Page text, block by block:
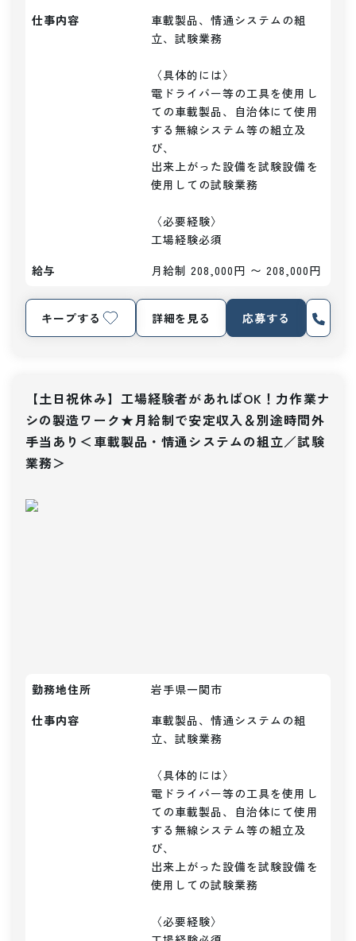
仕事内容
車載製品、情通システムの組
立、試験業務
〈具体的には〉
電ドライバー等の工具を使用し
ての車載製品、自治体にて使用
する無線システム等の組立及
び、
出来上がった設備を試験設備を
使用しての試験業務
〈必要経験〉
工場経験必須
給与
月給制 208,000円 〜 208,000円
キープする 詳細を見る 応募する
【土日祝休み】工場経験者があればOK！力作業ナ
シの製造ワーク★月給制で安定収入＆別途時間外
手当あり＜車載製品・情通システムの組立／試験
業務＞
勤務地住所
岩手県一関市
仕事内容
車載製品、情通システムの組
立、試験業務
〈具体的には〉
電ドライバー等の工具を使用し
ての車載製品、自治体にて使用
する無線システム等の組立及
び、
出来上がった設備を試験設備を
使用しての試験業務
〈必要経験〉